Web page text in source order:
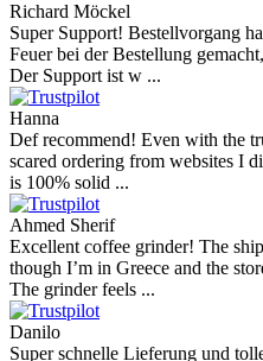
Richard Möckel
Super Support! Bestellvorgang
Feuer bei der Bestellung
Der Support ist w ...
Hanna
Def recommend! Even with the
scared ordering from websites I
is 100% solid ...
Ahmed Sherif
Excellent coffee grinder! The
though I’m in Greece and the
The grinder feels ...
Danilo
Super schnelle Lieferung und